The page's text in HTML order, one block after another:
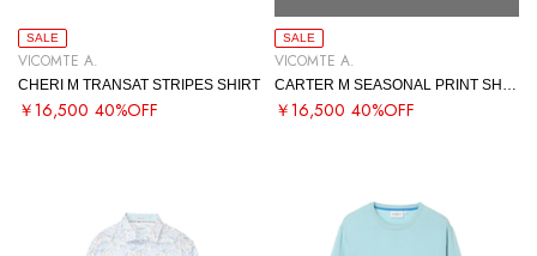
SALE
VICOMTE A.
CHERI M TRANSAT STRIPES SHIRT
￥16,500 40%OFF
SALE
VICOMTE A.
￥16,500 40%OFF